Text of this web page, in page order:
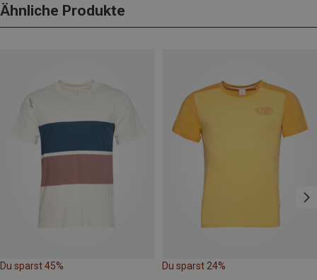
Ähnliche Produkte
Du sparst 45% Du sparst 24%